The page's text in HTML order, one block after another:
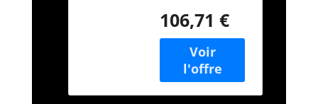
mm Taille du
papier : 93 x 228
mm Plateau de
ponçage
Dimensions : 185 x
93 mm
106,71 €